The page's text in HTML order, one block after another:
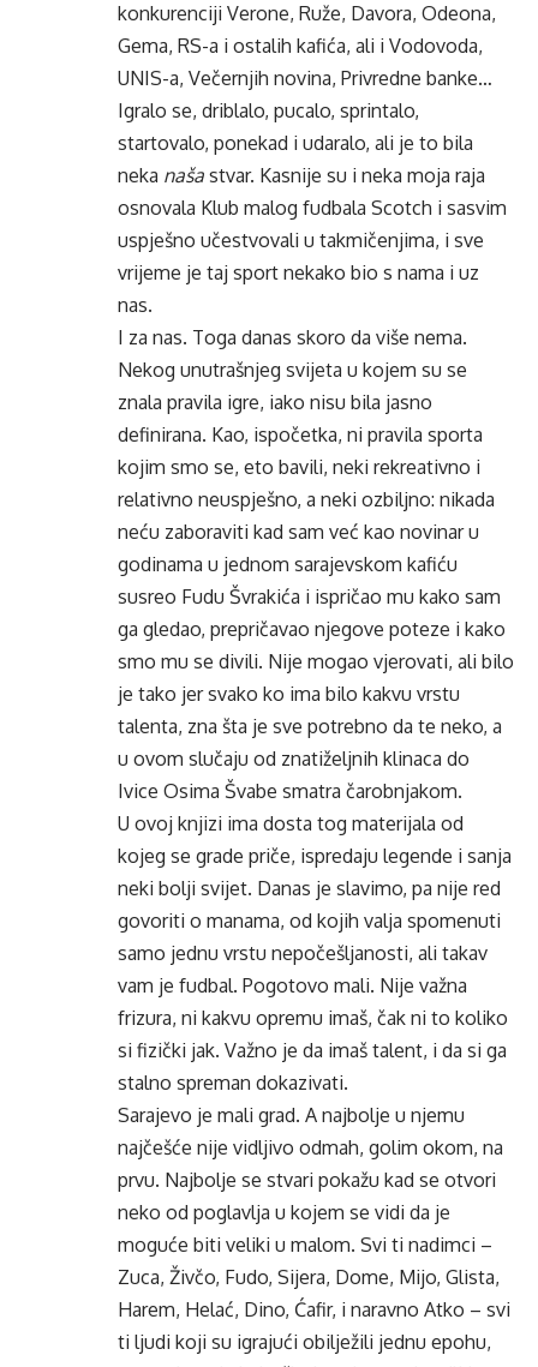
konkurenciji Verone, Ruže, Davora, Odeona,
Gema, RS-a i ostalih kafića, ali i Vodovoda,
UNIS-a, Večernjih novina, Privredne banke…
Igralo se, driblalo, pucalo, sprintalo,
startovalo, ponekad i udaralo, ali je to bila
neka naša stvar. Kasnije su i neka moja raja
osnovala Klub malog fudbala Scotch i sasvim
uspješno učestvovali u takmičenjima, i sve
vrijeme je taj sport nekako bio s nama i uz
nas.
I za nas. Toga danas skoro da više nema.
Nekog unutrašnjeg svijeta u kojem su se
znala pravila igre, iako nisu bila jasno
definirana. Kao, ispočetka, ni pravila sporta
kojim smo se, eto bavili, neki rekreativno i
relativno neuspješno, a neki ozbiljno: nikada
neću zaboraviti kad sam već kao novinar u
godinama u jednom sarajevskom kafiću
susreo Fudu Švrakića i ispričao mu kako sam
ga gledao, prepričavao njegove poteze i kako
smo mu se divili. Nije mogao vjerovati, ali bilo
je tako jer svako ko ima bilo kakvu vrstu
talenta, zna šta je sve potrebno da te neko, a
u ovom slučaju od znatiželjnih klinaca do
Ivice Osima Švabe smatra čarobnjakom.
U ovoj knjizi ima dosta tog materijala od
kojeg se grade priče, ispredaju legende i sanja
neki bolji svijet. Danas je slavimo, pa nije red
govoriti o manama, od kojih valja spomenuti
samo jednu vrstu nepočešljanosti, ali takav
vam je fudbal. Pogotovo mali. Nije važna
frizura, ni kakvu opremu imaš, čak ni to koliko
si fizički jak. Važno je da imaš talent, i da si ga
stalno spreman dokazivati.
Sarajevo je mali grad. A najbolje u njemu
najčešće nije vidljivo odmah, golim okom, na
prvu. Najbolje se stvari pokažu kad se otvori
neko od poglavlja u kojem se vidi da je
moguće biti veliki u malom. Svi ti nadimci –
Zuca, Živčo, Fudo, Sijera, Dome, Mijo, Glista,
Harem, Helać, Dino, Ćafir, i naravno Atko – svi
ti ljudi koji su igrajući obilježili jednu epohu,